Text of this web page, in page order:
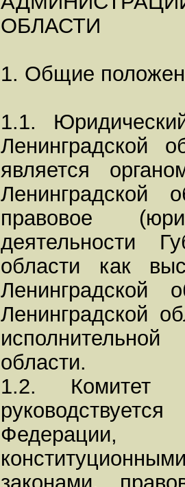
ОБЛАСТИ
1. Общие
1.1.
Ленинградской
является
Ленинградской
правовое
деятельности
области как
Ленинградской
Ленинградской
области.
1.2. Комитет
законами,